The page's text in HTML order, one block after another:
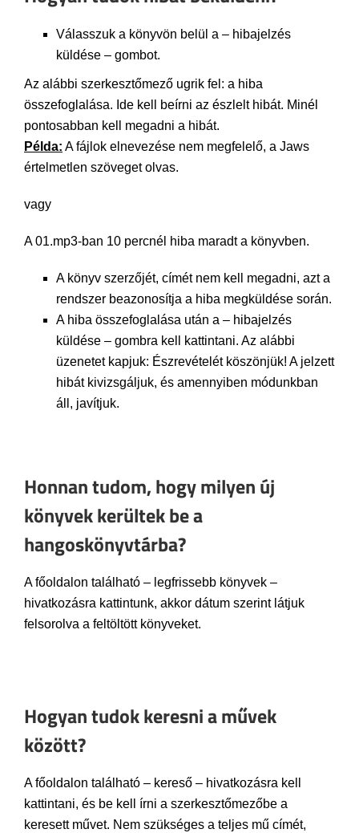
Válasszuk a könyvön belül a – hibajelzés
küldése – gombot.
Az alábbi szerkesztőmező ugrik fel: a hiba
összefoglalása. Ide kell beírni az észlelt hibát. Minél
pontosabban kell megadni a hibát.
Példa: A fájlok elnevezése nem megfelelő, a Jaws
értelmetlen szöveget olvas.
vagy
A 01.mp3-ban 10 percnél hiba maradt a könyvben.
A könyv szerzőjét, címét nem kell megadni, azt a
rendszer beazonosítja a hiba megküldése során.
A hiba összefoglalása után a – hibajelzés
küldése – gombra kell kattintani. Az alábbi
üzenetet kapjuk: Észrevételét köszönjük! A jelzett
hibát kivizsgáljuk, és amennyiben módunkban
áll, javítjuk.
Honnan tudom, hogy milyen új
könyvek kerültek be a
hangoskönyvtárba?
A főoldalon található – legfrissebb könyvek –
hivatkozásra kattintunk, akkor dátum szerint látjuk
felsorolva a feltöltött könyveket.
Hogyan tudok keresni a művek
között?
A főoldalon található – kereső – hivatkozásra kell
kattintani, és be kell írni a szerkesztőmezőbe a
keresett művet. Nem szükséges a teljes mű címét,